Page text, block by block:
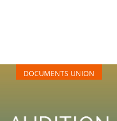
DOCUMENTS UNION